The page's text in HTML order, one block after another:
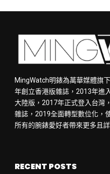
MingWatch明錶為萬華媒體旗
年創立香港版雜誌，2013年進
大陸版，2017年正式登入台灣
雜誌，2019全面轉型數位化，
所有的腕錶愛好者帶來更多且
RECENT POSTS